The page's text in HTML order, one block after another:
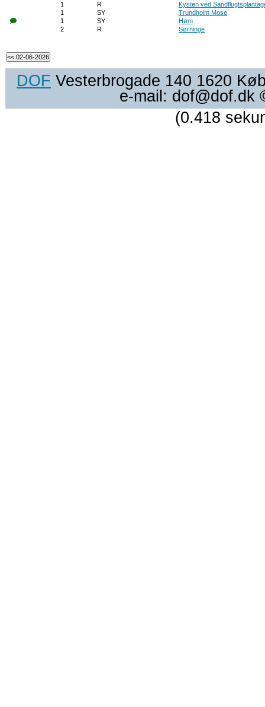
1
R
Kysten ved
1
SY
Trundholm Mose
1
SY
Høm
2
R Sørninge
DOF Vesterbrogade 140 1620
e-mail: dof@dof.dk
(0.418